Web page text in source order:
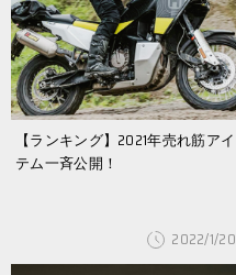
【ランキング】2021年売れ筋アイ
テム一斉公開！
2022/1/20